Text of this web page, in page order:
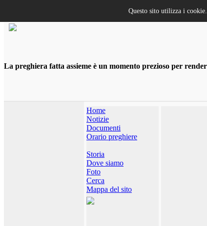
La preghiera fatta assieme è un momento prezioso per
Home
Notizie
Documenti
Orario preghiere
Storia
Dove siamo
Foto
Cerca
Mappa del sito
Questo sito utilizza i